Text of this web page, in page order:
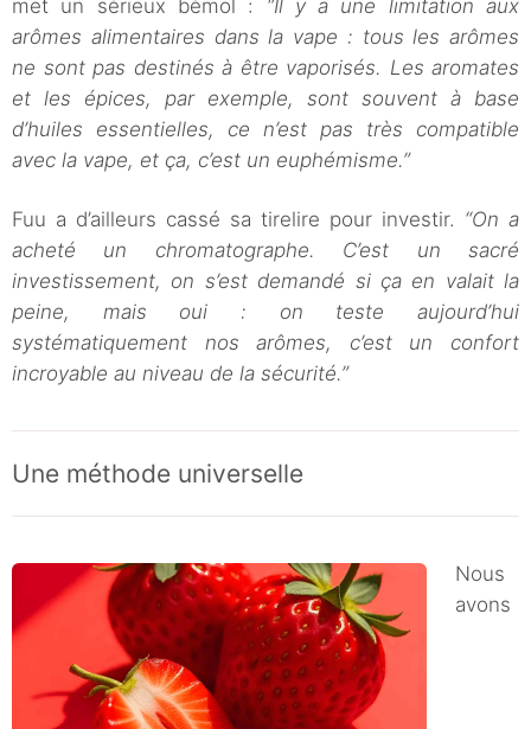
met un sérieux bémol :
“Il y a une limitation aux
arômes alimentaires dans la vape : tous les arômes
ne sont pas destinés à être vaporisés. Les aromates
et les épices, par exemple, sont souvent à base
d’huiles essentielles, ce n’est pas très compatible
avec la vape, et ça, c’est un euphémisme.”
Fuu a d’ailleurs cassé sa tirelire pour investir. “On a
acheté un chromatographe. C’est un sacré
investissement, on s’est demandé si ça en valait la
peine, mais oui : on teste aujourd’hui
systématiquement nos arômes, c’est un confort
incroyable au niveau de la sécurité.”
Une méthode universelle
Nous
avons